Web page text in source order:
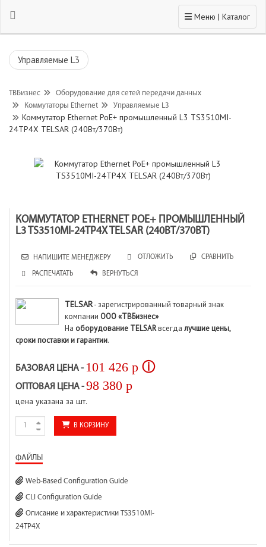
Toggle navigation
Меню | Каталог
Управляемые L3
ТВБизнес
Оборудование для сетей передачи данных
Коммутаторы Ethernet
Управляемые L3
Коммутатор Ethernet PoE+ промышленный L3 TS3510MI-
24TP4X TELSAR (240Вт/370Вт)
КОММУТАТОР ETHERNET POE+ ПРОМЫШЛЕННЫЙ
L3 TS3510MI-24TP4X TELSAR (240ВТ/370ВТ)
НАПИШИТЕ МЕНЕДЖЕРУ ОТЛОЖИТЬ СРАВНИТЬ
РАСПЕЧАТАТЬ ВЕРНУТЬСЯ
TELSAR- зарегистрированный товарный знак
компании ООО «ТВБизнес»
На оборудование TELSARвсегда лучшие цены,
сроки поставки и гарантии.
БАЗОВАЯ ЦЕНА - 101 426 p ⓘ
ОПТОВАЯ ЦЕНА -98 380 p
цена указана за шт.
В КОРЗИНУ
ФАЙЛЫ
Web-Based Configuration Guide
CLI Configuration Guide
Описание и характеристики TS3510MI-
24TP4X